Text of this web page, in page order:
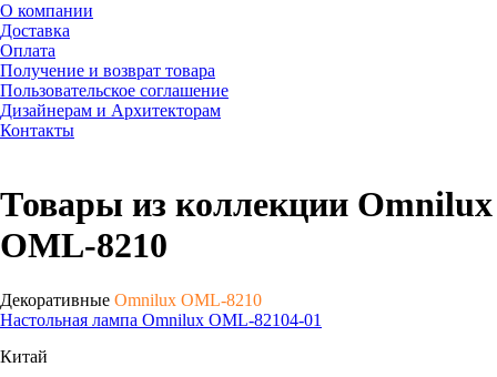
О компании
Доставка
Оплата
Получение и возврат товара
Пользовательское соглашение
Дизайнерам и Архитекторам
Контакты
Товары из коллекции Omnilux
OML-8210
Декоративные Omnilux OML-8210
Настольная лампа Omnilux OML-82104-01
Китай